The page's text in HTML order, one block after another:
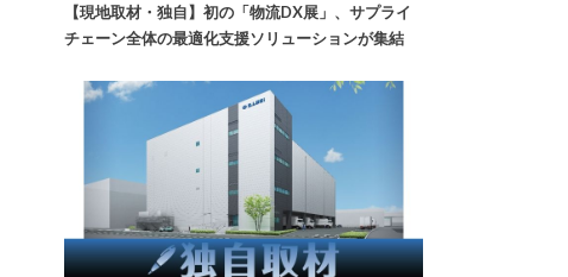
【現地取材・独自】初の「物流DX展」、サプライ
チェーン全体の最適化支援ソリューションが集結